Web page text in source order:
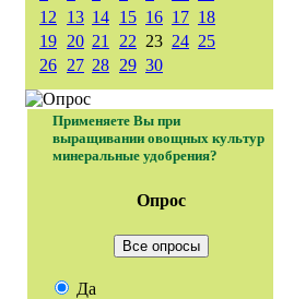
12
13 14 15 16 17 18
19 20 21 22 23 24 25
26 27 28 29 30
Применяете Вы при
выращивании овощных культур
минеральные удобрения?
Опрос
Все опросы
Да